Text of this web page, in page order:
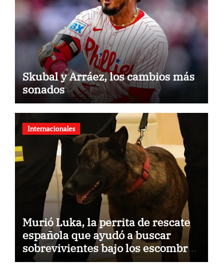
Skubal y Arráez, los cambios más
sonados
Internacionales
Murió Luka, la perrita de rescate
española que ayudó a buscar
sobrevivientes bajo los escombros
tras los terremotos